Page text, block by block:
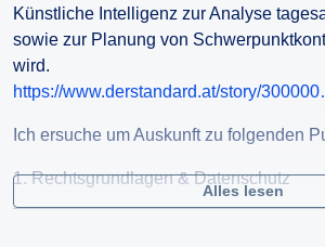
Künstliche Intelligenz zur Analyse
sowie zur Planung von
wird.
https://www.derstandard.at/story/
Ich ersuche um Auskunft zu folgenden
1. Rechtsgrundlagen & Datenschutz
Alles lesen